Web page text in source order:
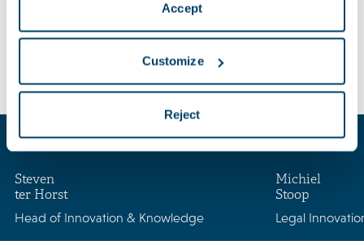
Accept
Customize
Reject
ons No Code platform. De juridische informatie wordt
dagelijks bijgehouden door ons Knowledge & Innovation
team. De portal zal op termijn ook aan onze cliënten ter
Key contacts
Steven
ter Horst
Head of Innovation & Knowledge
Michiel
Stoop
Legal